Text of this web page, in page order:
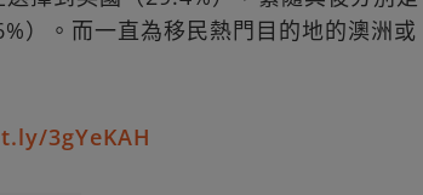
）。而一直為移民熱門目的地的澳洲或
3gYeKAH